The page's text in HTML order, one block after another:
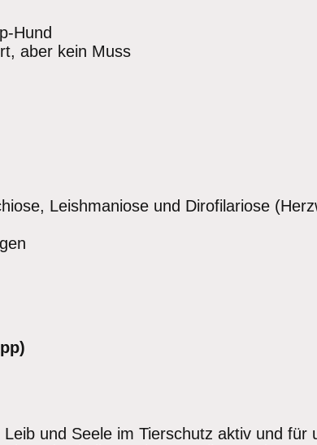
Hund
aber kein Muss
Leishmaniose und Dirofilariose
und Seele im Tierschutz aktiv und für